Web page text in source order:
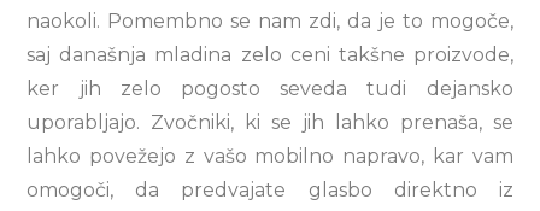
naokoli. Pomembno se nam zdi, da je to mogoče,
saj današnja mladina zelo ceni takšne proizvode,
ker jih zelo pogosto seveda tudi dejansko
uporabljajo. Zvočniki, ki se jih lahko prenaša, se
lahko povežejo z vašo mobilno napravo, kar vam
omogoči, da predvajate glasbo direktno iz